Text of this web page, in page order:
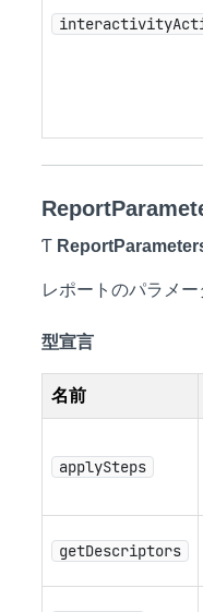
Ƭ
レポートのパラメー
型宣言
名前
applySteps
getDescriptors